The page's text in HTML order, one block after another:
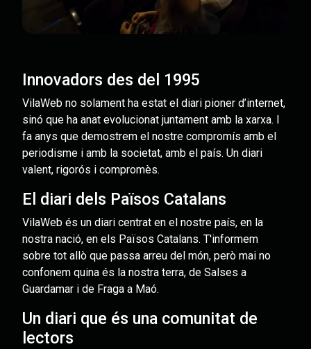
Innovadors des del 1995
VilaWeb no solament ha estat el diari pioner d’internet,
sinó que ha anat evolucionat juntament amb la xarxa. I
fa anys que demostrem el nostre compromís amb el
periodisme i amb la societat, amb el país. Un diari
valent, rigorós i compromès.
El diari dels Països Catalans
VilaWeb és un diari centrat en el nostre país, en la
nostra nació, en els Països Catalans. T'informem
sobre tot allò que passa arreu del món, però mai no
confonem quina és la nostra terra, de Salses a
Guardamar i de Fraga a Maó.
Un diari que és una comunitat de
lectors